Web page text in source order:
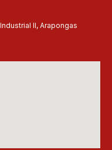
II, Arapongas